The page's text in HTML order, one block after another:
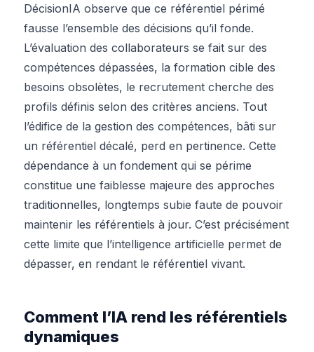
DécisionIA observe que ce référentiel périmé
fausse l’ensemble des décisions qu’il fonde.
L’évaluation des collaborateurs se fait sur des
compétences dépassées, la formation cible des
besoins obsolètes, le recrutement cherche des
profils définis selon des critères anciens. Tout
l’édifice de la gestion des compétences, bâti sur
un référentiel décalé, perd en pertinence. Cette
dépendance à un fondement qui se périme
constitue une faiblesse majeure des approches
traditionnelles, longtemps subie faute de pouvoir
maintenir les référentiels à jour. C’est précisément
cette limite que l’intelligence artificielle permet de
dépasser, en rendant le référentiel vivant.
Comment l’IA rend les référentiels
dynamiques